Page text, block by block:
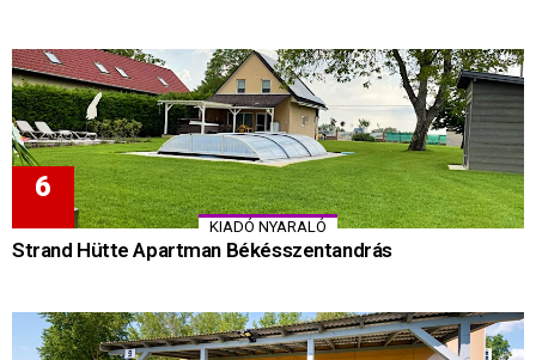
KIADÓ NYARALÓ
Strand Hütte Apartman Békésszentandrás